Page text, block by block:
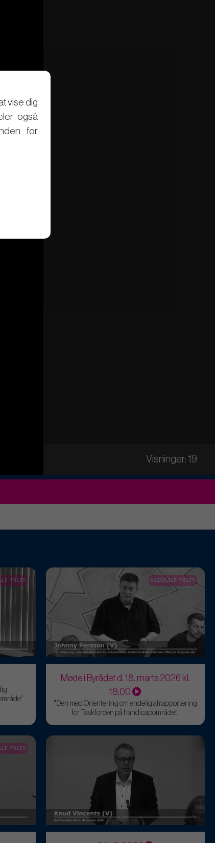
Visninger: 19
TALER RADIKALE TALER
Møde i Byrådet d. 18. marts 2026 kl.
18:00
"Den med Orientering om endelig afrapportering
for Taskforcen på handicapområdet"
TALER
vise dig
også
for